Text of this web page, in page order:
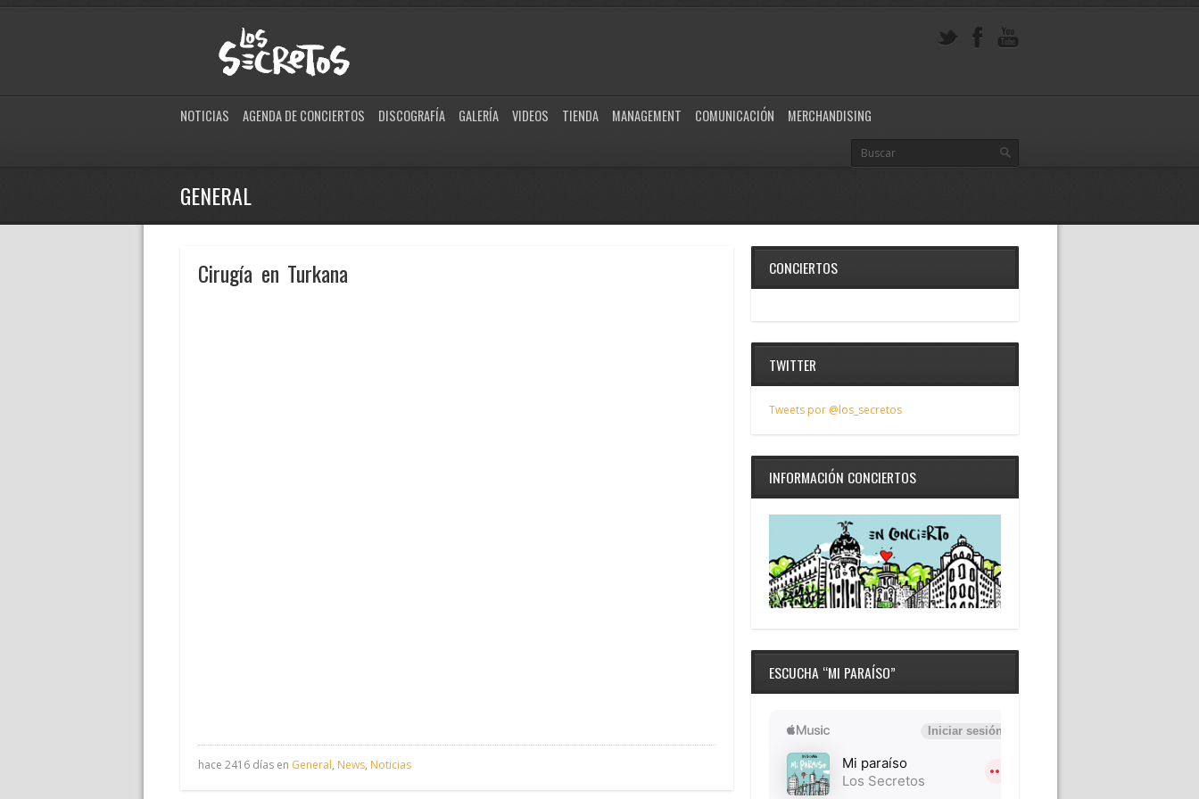
NOTICIAS AGENDA DE CONCIERTOS DISCOGRAFÍA GALERÍA VIDEOS TIENDA MANAGEMENT COMUNICACIÓN MERCHANDISING
GENERAL
Cirugía en Turkana
hace 2416 días en General, News, Noticias
CONCIERTOS
TWITTER
Tweets por @los_secretos
INFORMACIÓN CONCIERTOS
ESCUCHA “MI PARAÍSO”